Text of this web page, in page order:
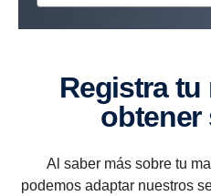
Registra tu motor para
obtener
Al saber más sobre tu
podemos adaptar nuestros